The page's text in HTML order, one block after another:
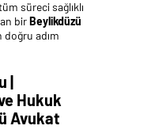
süreci sağlıklı
birBeylikdüzü
doğru adım
|
Hukuk
Avukat